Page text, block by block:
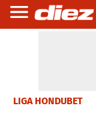
LIGA HONDUBET